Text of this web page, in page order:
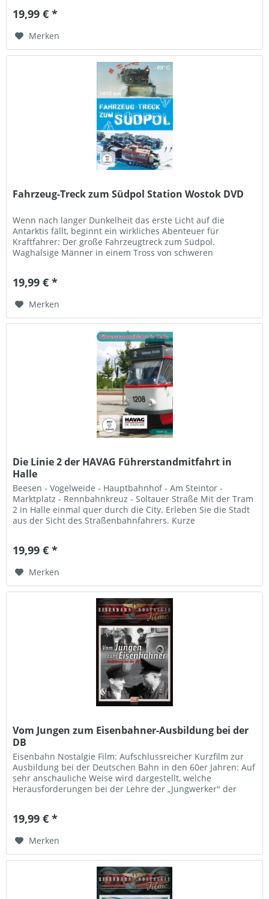
19,99 € *
Merken
Fahrzeug-Treck zum Südpol Station Wostok DVD
Wenn nach langer Dunkelheit das erste Licht auf die
Antarktis fällt, beginnt ein wirkliches Abenteuer für
Kraftfahrer: Der große Fahrzeugtreck zum Südpol.
Waghalsige Männer in einem Tross von schweren
19,99 € *
Merken
Die Linie 2 der HAVAG Führerstandmitfahrt in
Halle
Beesen - Vogelweide - Hauptbahnhof - Am Steintor -
Marktplatz - Rennbahnkreuz - Soltauer Straße Mit der Tram
2 in Halle einmal quer durch die City. Erleben Sie die Stadt
aus der Sicht des Straßenbahnfahrers. Kurze
19,99 € *
Merken
Vom Jungen zum Eisenbahner-Ausbildung bei der
DB
Eisenbahn Nostalgie Film: Aufschlussreicher Kurzfilm zur
Ausbildung bei der Deutschen Bahn in den 60er Jahren: Auf
sehr anschauliche Weise wird dargestellt, welche
Herausforderungen bei der Lehre der „Jungwerker" der
19,99 € *
Merken